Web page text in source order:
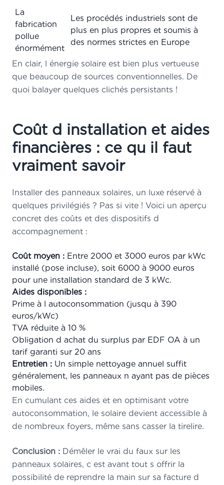
La
fabrication
pollue
énormément
Les procédés industriels sont de
plus en plus propres et soumis à
des normes strictes en Europe
En clair, l énergie solaire est bien plus vertueuse
que beaucoup de sources conventionnelles. De
quoi balayer quelques clichés persistants !
Coût d installation et aides
financières : ce qu il faut
vraiment savoir
Installer des panneaux solaires, un luxe réservé à
quelques privilégiés ? Pas si vite ! Voici un aperçu
concret des coûts et des dispositifs d
accompagnement :
Coût moyen : Entre 2000 et 3000 euros par kWc
installé (pose incluse), soit 6000 à 9000 euros
pour une installation standard de 3 kWc.
Aides disponibles :
Prime à l autoconsommation (jusqu à 390
euros/kWc)
TVA réduite à 10 %
Obligation d achat du surplus par EDF OA à un
tarif garanti sur 20 ans
Entretien : Un simple nettoyage annuel suffit
généralement, les panneaux n ayant pas de pièces
mobiles.
En cumulant ces aides et en optimisant votre
autoconsommation, le solaire devient accessible à
de nombreux foyers, même sans casser la tirelire.
Conclusion : Démêler le vrai du faux sur les
panneaux solaires, c est avant tout s offrir la
possibilité de reprendre la main sur sa facture d